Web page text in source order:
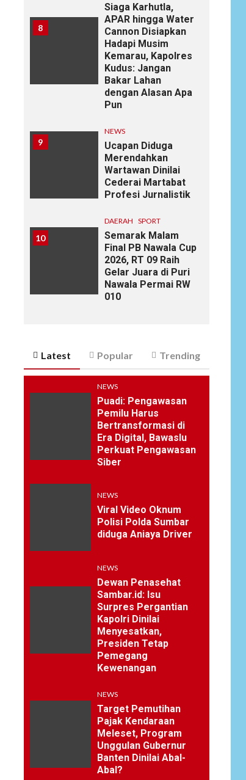
8
Siaga Karhutla,
APAR hingga Water
Cannon Disiapkan
Hadapi Musim
Kemarau, Kapolres
Kudus: Jangan
Bakar Lahan
dengan Alasan Apa
Pun
9
NEWS
Ucapan Diduga
Merendahkan
Wartawan Dinilai
Cederai Martabat
Profesi Jurnalistik
10
DAERAH SPORT
Semarak Malam
Final PB Nawala Cup
2026, RT 09 Raih
Gelar Juara di Puri
Nawala Permai RW
010
Latest Popular Trending
NEWS
Puadi: Pengawasan
Pemilu Harus
Bertransformasi di
Era Digital, Bawaslu
Perkuat Pengawasan
Siber
NEWS
Viral Video Oknum
Polisi Polda Sumbar
diduga Aniaya Driver
NEWS
Dewan Penasehat
Sambar.id: Isu
Surpres Pergantian
Kapolri Dinilai
Menyesatkan,
Presiden Tetap
Pemegang
Kewenangan
NEWS
Target Pemutihan
Pajak Kendaraan
Meleset, Program
Unggulan Gubernur
Banten Dinilai Abal-
Abal?